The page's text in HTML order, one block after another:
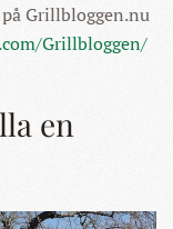
Grillbloggen.nu
Grillbloggen/
en